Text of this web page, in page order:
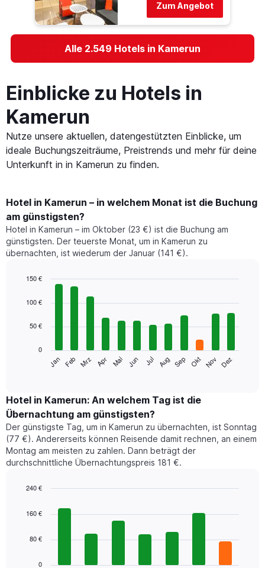
Zum Angebot
Alle 2.549 Hotels in Kamerun
Einblicke zu Hotels in
Kamerun
Nutze unsere aktuellen, datengestützten Einblicke, um
ideale Buchungszeiträume, Preistrends und mehr für deine
Unterkunft in in Kamerun zu finden.
Hotel in Kamerun – in welchem Monat ist die Buchung
am günstigsten?
Hotel in Kamerun – im Oktober (23 €) ist die Buchung am
günstigsten. Der teuerste Monat, um in Kamerun zu
übernachten, ist wiederum der Januar (141 €).
chart
bars.
folgende
den
durchschnittlichen
Zimmerpreis
im
jeweiligen
Monat
an.
Diagramm
die
graphic.
Jan Feb Mrz Apr Mai Jun Jul Aug Sep Okt Nov Dez
0
50 €
100 €
150 €
Hotel in Kamerun: An welchem Tag ist die
Übernachtung am günstigsten?
Der günstigste Tag, um in Kamerun zu übernachten, ist Sonntag
(77 €). Andererseits können Reisende damit rechnen, an einem
Montag am meisten zu zahlen. Dann beträgt der
durchschnittliche Übernachtungspreis 181 €.
chart
bars.
0
80 €
160 €
240 €